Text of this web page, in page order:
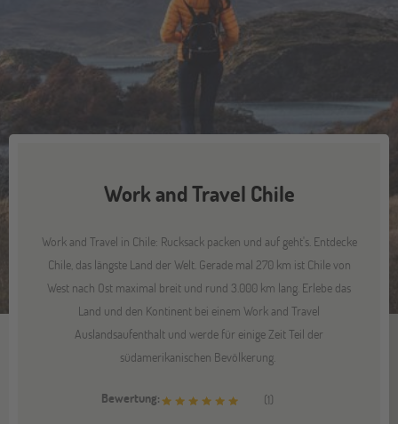
Work and Travel Chile
Work and Travel in Chile: Rucksack packen und auf geht's. Entdecke
Chile, das längste Land der Welt. Gerade mal 270 km ist Chile von
West nach Ost maximal breit und rund 3.000 km lang. Erlebe das
Land und den Kontinent bei einem Work and Travel
Auslandsaufenthalt und werde für einige Zeit Teil der
südamerikanischen Bevölkerung.
Bewertung: (1)